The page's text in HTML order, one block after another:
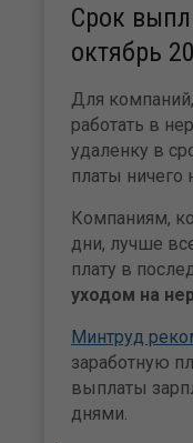
Срок
октябрь
Для
работать в
удаленку в
платы ничего
Компаниям,
дни, лучше
плату в
уходом на
Минтруд
заработную
выплаты
днями.